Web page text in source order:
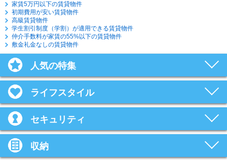
家賃5万円以下の賃貸物件
初期費用が安い賃貸物件
高級賃貸物件
学生割引制度（学割）が適用できる賃貸物件
仲介手数料が家賃の55%以下の賃貸物件
敷金礼金なしの賃貸物件
人気の特集
ライフスタイル
セキュリティ
収納